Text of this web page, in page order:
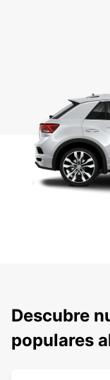
Descubre
populares